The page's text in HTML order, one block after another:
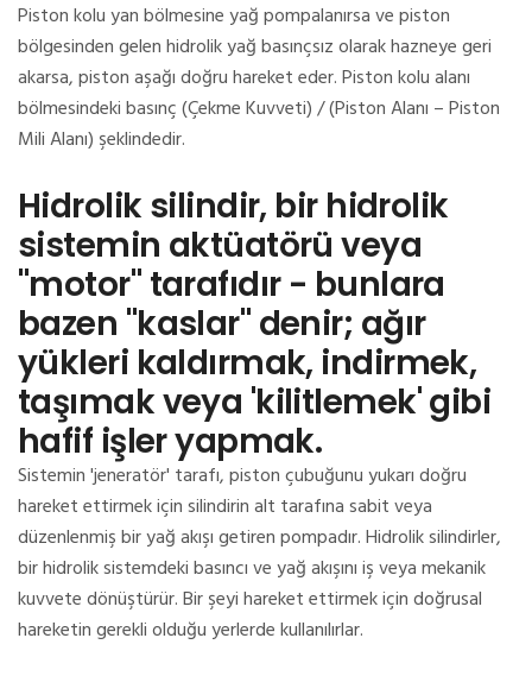
Piston kolu yan bölmesine yağ pompalanırsa ve piston
bölgesinden gelen hidrolik yağ basınçsız olarak hazneye geri
akarsa, piston aşağı doğru hareket eder.Piston kolu alanı
bölmesindeki basınç (Çekme Kuvveti) / (Piston Alanı – Piston
Mili Alanı) şeklindedir.
Hidrolik silindir, bir hidrolik
sistemin aktüatörü veya
"motor" tarafıdır - bunlara
bazen "kaslar" denir; ağır
yükleri kaldırmak, indirmek,
taşımak veya 'kilitlemek' gibi
hafif işler yapmak.
Sistemin 'jeneratör' tarafı, piston çubuğunu yukarı doğru
hareket ettirmek için silindirin alt tarafına sabit veya
düzenlenmiş bir yağ akışı getiren pompadır.Hidrolik silindirler,
bir hidrolik sistemdeki basıncı ve yağ akışını iş veya mekanik
kuvvete dönüştürür.Bir şeyi hareket ettirmek için doğrusal
hareketin gerekli olduğu yerlerde kullanılırlar.